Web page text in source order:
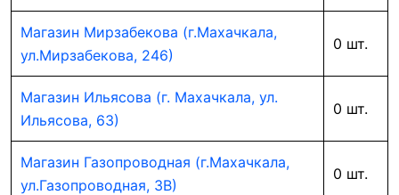
Магазин Мирзабекова (г.Махачкала,
ул.Мирзабекова, 246)
0 шт.
Магазин Ильясова (г. Махачкала, ул.
Ильясова, 63)
0 шт.
Магазин Газопроводная (г.Махачкала,
ул.Газопроводная, 3В)
0 шт.